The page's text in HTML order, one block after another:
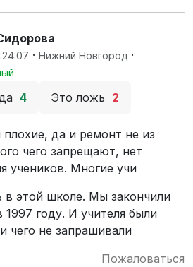
· Нижний Новгород ·
4 Это ложь 2
плохие, да и ремонт не из
чего запрещают, нет
учеников. Многие учи
в этой школе. Мы закончили
1997 году. И учителя были
чего не запрашивали
Пожаловаться